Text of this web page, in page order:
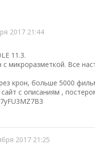
2017 21:44
11.3.
микроразметкой. Все
крон, больше 5000
с описаниям ,
2017 21:25